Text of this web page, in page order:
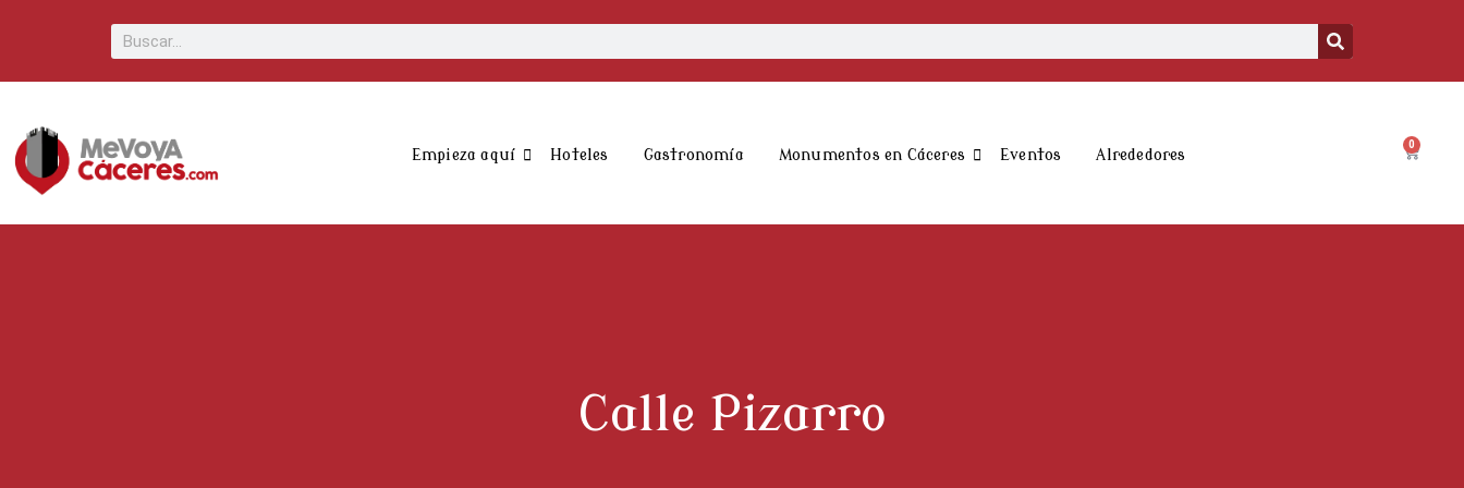
Buscar
Empieza aquí Hoteles Gastronomía Monumentos en Cáceres Eventos Alrededores
0
Carrito
Calle Pizarro
Scroll